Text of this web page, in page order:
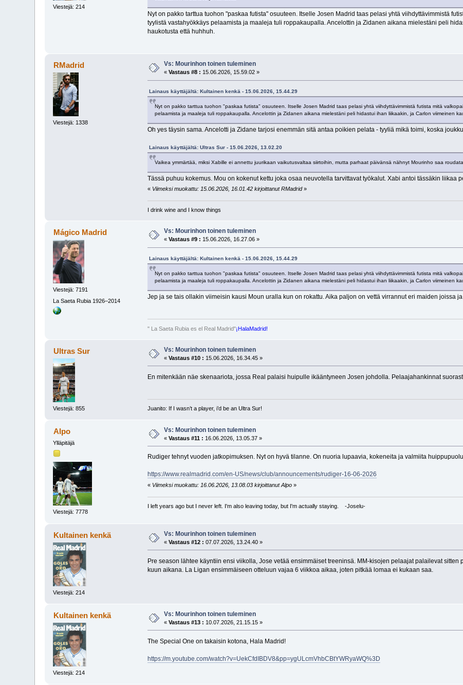
Viestejä: 214
Nyt on pakko tarttua tuohon "paskaa futista" osuuteen. Itselle Josen Madrid taas pelasi yhtä viihdyttävimmistä
tyylistä vastahyökkäys pelaamista ja maaleja tuli roppakaupalla. Ancelottin ja Zidanen aikana mielestäni peli
haukotusta että huhhuh.
RMadrid
Viestejä: 1338
Vs: Mourinhon toinen tuleminen
«Vastaus #8 : 15.06.2026, 15.59.02 »
Lainaus käyttäjältä: Kultainen kenkä - 15.06.2026, 15.44.29
Nyt on pakko tarttua tuohon "paskaa futista" osuuteen. Itselle Josen Madrid taas pelasi yhtä viihdyttävimmistä futista mitä
pelaamista ja maaleja tuli roppakaupalla. Ancelottin ja Zidanen aikana mielestäni peli hidastui ihan liikaakin, ja Carlon viimeinen
Oh yes täysin sama. Ancelotti ja Zidane tarjosi enemmän sitä antaa poikien pelata - tyyliä mikä toimi, koska
Lainaus käyttäjältä: Ultras Sur - 15.06.2026, 13.02.20
Vaikea ymmärtää, miksi Xabille ei annettu juurikaan vaikutusvaltaa siirtoihin, mutta parhaat päivänsä nähnyt Mourinho saa
Tässä puhuu kokemus. Mou on kokenut kettu joka osaa neuvotella tarvittavat työkalut. Xabi antoi tässäkin liikaa
« Viimeksi muokattu: 15.06.2026, 16.01.42 kirjoittanut RMadrid»
I drink wine and I know things
Mágico Madrid
Viestejä: 7191
La Saeta Rubia 1926–2014
Vs: Mourinhon toinen tuleminen
«Vastaus #9 : 15.06.2026, 16.27.06 »
Lainaus käyttäjältä: Kultainen kenkä - 15.06.2026, 15.44.29
Nyt on pakko tarttua tuohon "paskaa futista" osuuteen. Itselle Josen Madrid taas pelasi yhtä viihdyttävimmistä futista mitä
pelaamista ja maaleja tuli roppakaupalla. Ancelottin ja Zidanen aikana mielestäni peli hidastui ihan liikaakin, ja Carlon viimeinen
Jep ja se tais ollakin viimeisin kausi Moun uralla kun on rokattu. Aika paljon on vettä virrannut eri maiden joissa
" La Saeta Rubia es el Real Madrid"¡HalaMadrid!
Ultras Sur
Viestejä: 855
Vs: Mourinhon toinen tuleminen
«Vastaus #10 : 15.06.2026, 16.34.45 »
En mitenkään näe skenaariota, jossa Real palaisi huipulle ikääntyneen Josen johdolla. Pelaajahankinnat
Juanito: If I wasn’t a player, i’d be an Ultra Sur!
Alpo
Ylläpitäjä
Viestejä: 7778
Vs: Mourinhon toinen tuleminen
«Vastaus #11 : 16.06.2026, 13.05.37 »
Rudiger tehnyt vuoden jatkopimuksen. Nyt on hyvä tilanne. On nuoria lupaavia, kokeneita ja valmiita
https://www.realmadrid.com/en-US/news/club/announcements/rudiger-16-06-2026
« Viimeksi muokattu: 16.06.2026, 13.08.03 kirjoittanut Alpo»
I left years ago but I never left. I'm also leaving today, but I'm actually staying. -Joselu-
Kultainen kenkä
Viestejä: 214
Vs: Mourinhon toinen tuleminen
«Vastaus #12 : 07.07.2026, 13.24.40 »
Pre season lähtee käyntiin ensi viikolla, Jose vetää ensimmäiset treeninsä. MM-kisojen pelaajat palailevat
kuun aikana. La Ligan ensimmäiseen otteluun vajaa 6 viikkoa aikaa, joten pitkää lomaa ei kukaan saa.
Kultainen kenkä
Viestejä: 214
Vs: Mourinhon toinen tuleminen
«Vastaus #13 : 10.07.2026, 21.15.15 »
The Special One on takaisin kotona, Hala Madrid!
https://m.youtube.com/watch?v=UekCfdIBDV8&pp=ygULcmVhbCBtYWRyaWQ%3D